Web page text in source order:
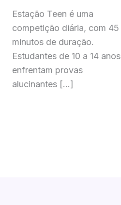
Estação Teen é uma
competição diária, com 45
minutos de duração.
Estudantes de 10 a 14 anos
enfrentam provas
alucinantes […]